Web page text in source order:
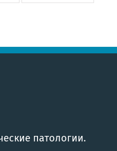
патологии.